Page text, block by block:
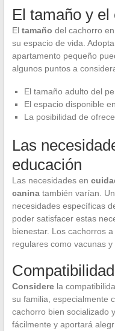
El tamaño y
El tamaño del cachorro
su espacio de vida.
apartamento pequeño
algunos puntos a
El tamaño adulto del
El espacio disponible
La posibilidad de
Las
educación
Las necesidades en
caninatambién varían.
necesidades específicas
poder satisfacer estas
bienestar. Los cachorros
regulares como vacunas y
Considerela
su familia, especialmente
cachorro bien socializado
fácilmente y aportará